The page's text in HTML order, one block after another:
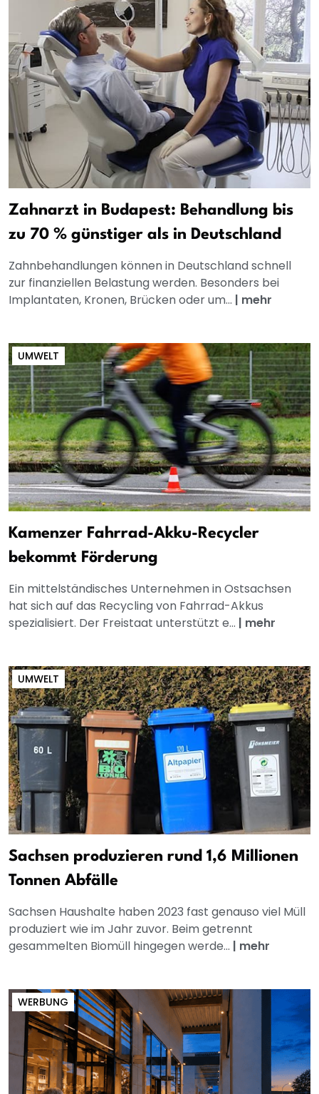
Zahnarzt in Budapest: Behandlung bis
zu 70 % günstiger als in Deutschland
Zahnbehandlungen können in Deutschland schnell
zur finanziellen Belastung werden. Besonders bei
Implantaten, Kronen, Brücken oder um... | mehr
UMWELT
Kamenzer Fahrrad-Akku-Recycler
bekommt Förderung
Ein mittelständisches Unternehmen in Ostsachsen
hat sich auf das Recycling von Fahrrad-Akkus
spezialisiert. Der Freistaat unterstützt e... | mehr
UMWELT
Sachsen produzieren rund 1,6 Millionen
Tonnen Abfälle
Sachsen Haushalte haben 2023 fast genauso viel Müll
produziert wie im Jahr zuvor. Beim getrennt
gesammelten Biomüll hingegen werde... | mehr
WERBUNG